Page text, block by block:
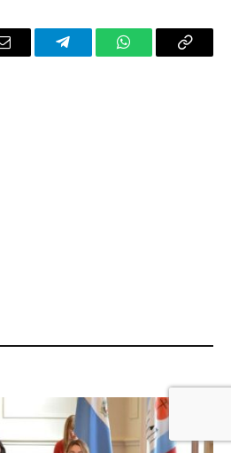
Email TelegramWhatsAppCopy